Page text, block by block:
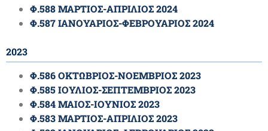
Φ.588 ΜΑΡΤΙΟΣ-ΑΠΡΙΛΙΟΣ 2024
Φ.587 ΙΑΝΟΥΑΡΙΟΣ-ΦΕΒΡΟΥΑΡΙΟΣ 2024
2023
Φ.586 ΟΚΤΩΒΡΙΟΣ-ΝΟΕΜΒΡΙΟΣ 2023
Φ.585 ΙΟΥΛΙΟΣ-ΣΕΠΤΕΜΒΡΙΟΣ 2023
Φ.584 ΜΑΙΟΣ-ΙΟΥΝΙΟΣ 2023
Φ.583 ΜΑΡΤΙΟΣ-ΑΠΡΙΛΙΟΣ 2023